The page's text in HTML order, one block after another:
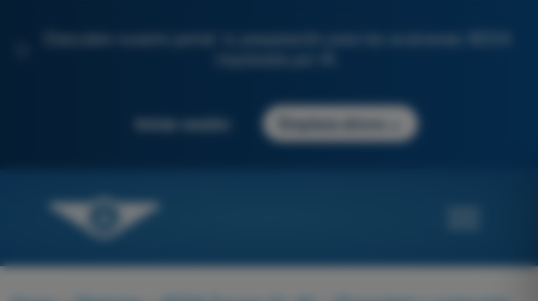
Descubre nuestro portal: tu preparación para los exámenes AESA
Iniciar sesión Empieza ahora